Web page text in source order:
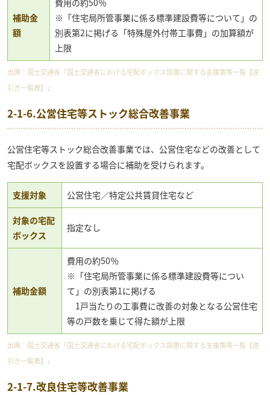
補助金
額
※「住宅局所管事業に係る標準建設費等について」の
別表第2に掲げる「特殊屋外付帯工事費」の加算額が
上限
出典： 国土交通省「国土交通省における宅配ボックス設置に関する支援策等一覧【逆
引き一覧表】」
2-1-6.公営住宅等ストック総合改善事業
公営住宅等ストック総合改善事業では、公営住宅などの改善として
宅配ボックスを設置する場合に補助を受けられます。
支援対象 公営住宅／特定公共賃貸住宅など
対象の宅配
ボックス
指定なし
補助金額
費用の約50％
※「住宅局所管事業に係る標準建設費等につい
て」の別表第1に掲げる
1戸当たりの工事費に改善の対象となる公営住宅
等の戸数を乗じて得た額が上限
出典： 国土交通省「国土交通省における宅配ボックス設置に関する支援策等一覧【逆
引き一覧表】」
2-1-7.改良住宅等改善事業